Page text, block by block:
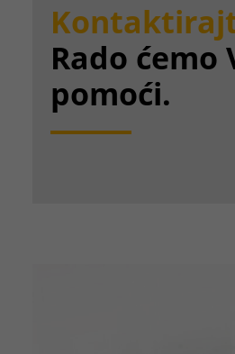
Rado ćemo
pomoći.